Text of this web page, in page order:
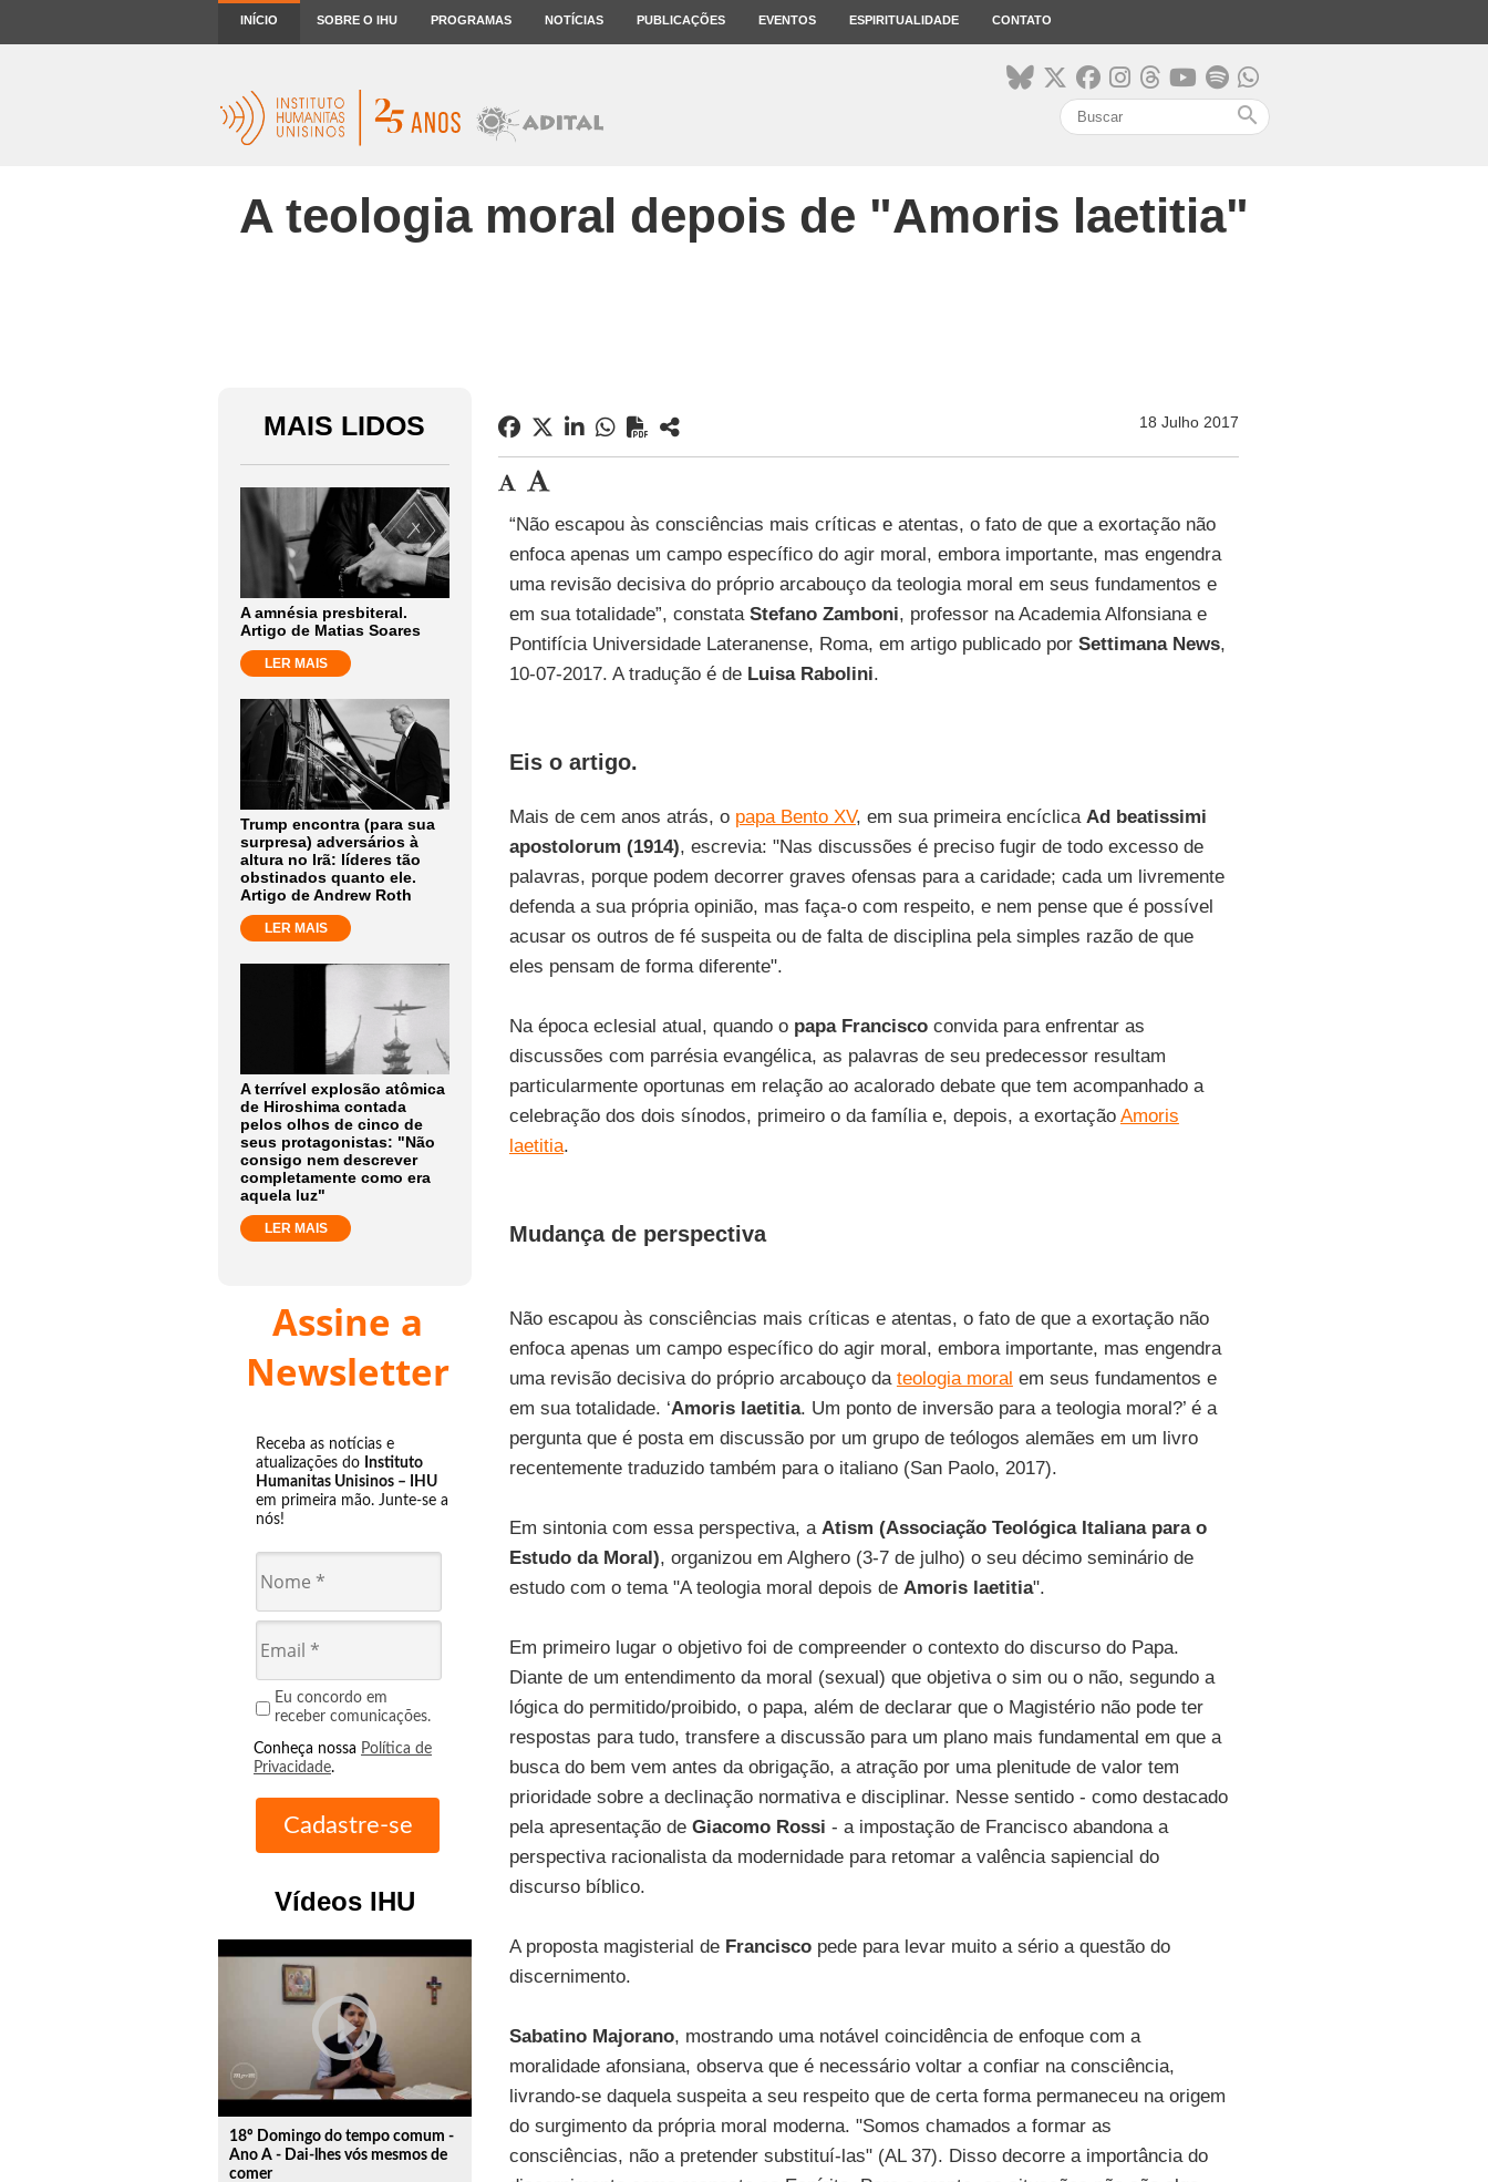
INÍCIO SOBRE O IHU PROGRAMAS NOTÍCIAS PUBLICAÇÕES EVENTOS ESPIRITUALIDADE CONTATO
search
A teologia moral depois de "Amoris laetitia"
MAIS LIDOS
A amnésia presbiteral.
Artigo de Matias Soares
LER MAIS
Trump encontra (para sua
surpresa) adversários à
altura no Irã: líderes tão
obstinados quanto ele.
Artigo de Andrew Roth
LER MAIS
A terrível explosão atômica
de Hiroshima contada
pelos olhos de cinco de
seus protagonistas: "Não
consigo nem descrever
completamente como era
aquela luz"
LER MAIS
Assine a
Newsletter
Receba as notícias e
atualizações do Instituto
Humanitas Unisinos – IHU
em primeira mão. Junte-se a
nós!
Eu concordo em
receber comunicações.
Conheça nossa Política de
Privacidade.
Vídeos IHU
play_circle_outline
18º Domingo do tempo comum -
Ano A - Dai-lhes vós mesmos de
comer
18 Julho 2017
“Não escapou às consciências mais críticas e atentas, o fato de que a exortação não
enfoca apenas um campo específico do agir moral, embora importante, mas engendra
uma revisão decisiva do próprio arcabouço da teologia moral em seus fundamentos e
em sua totalidade”, constataStefano Zamboni, professor na Academia Alfonsiana e
Pontifícia Universidade Lateranense, Roma, em artigo publicado porSettimana News,
10-07-2017. A tradução é de Luisa Rabolini.
Eis o artigo.
Mais de cem anos atrás, o papa Bento XV, em sua primeira encíclica Ad beatissimi
apostolorum (1914), escrevia: "Nas discussões é preciso fugir de todo excesso de
palavras, porque podem decorrer graves ofensas para a caridade; cada um livremente
defenda a sua própria opinião, mas faça-o com respeito, e nem pense que é possível
acusar os outros de fé suspeita ou de falta de disciplina pela simples razão de que
eles pensam de forma diferente".
Na época eclesial atual, quando o papa Franciscoconvida para enfrentar as
discussões com parrésia evangélica, as palavras de seu predecessor resultam
particularmente oportunas em relação ao acalorado debate que tem acompanhado a
celebração dos dois sínodos, primeiro o da família e, depois, a exortação Amoris
laetitia.
Mudança de perspectiva
Não escapou às consciências mais críticas e atentas, o fato de que a exortação não
enfoca apenas um campo específico do agir moral, embora importante, mas engendra
uma revisão decisiva do próprio arcabouço da teologia moral em seus fundamentos e
em sua totalidade. ‘Amoris laetitia. Um ponto de inversão para a teologia moral?’ é a
pergunta que é posta em discussão por um grupo de teólogos alemães em um livro
recentemente traduzido também para o italiano (San Paolo, 2017).
Em sintonia com essa perspectiva, a Atism (Associação Teológica Italiana para o
Estudo da Moral), organizou em Alghero (3-7 de julho) o seu décimo seminário de
estudo com o tema "A teologia moral depois de Amoris laetitia".
Em primeiro lugar o objetivo foi de compreender o contexto do discurso do Papa.
Diante de um entendimento da moral (sexual) que objetiva o sim ou o não, segundo a
lógica do permitido/proibido, o papa, além de declarar que o Magistério não pode ter
respostas para tudo, transfere a discussão para um plano mais fundamental em que a
busca do bem vem antes da obrigação, a atração por uma plenitude de valor tem
prioridade sobre a declinação normativa e disciplinar. Nesse sentido - como destacado
pela apresentação de Giacomo Rossi - a impostação de Francisco abandona a
perspectiva racionalista da modernidade para retomar a valência sapiencial do
discurso bíblico.
A proposta magisterial de Franciscopede para levar muito a sério a questão do
discernimento.
Sabatino Majorano, mostrando uma notável coincidência de enfoque com a
moralidade afonsiana, observa que é necessário voltar a confiar na consciência,
livrando-se daquela suspeita a seu respeito que de certa forma permaneceu na origem
do surgimento da própria moral moderna. "Somos chamados a formar as
consciências, não a pretender substituí-las" (AL 37). Disso decorre a importância do